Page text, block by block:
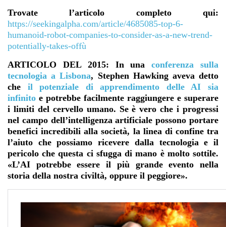
Trovate l’articolo completo qui:
https://seekingalpha.com/article/4685085-top-6-
humanoid-robot-companies-to-consider-as-a-new-trend-
potentially-takes-offù
ARTICOLO DEL 2015: In unaconferenza sulla
tecnologia a Lisbona, Stephen Hawking aveva detto
che il potenziale di apprendimento delle AI sia
infinito e potrebbe facilmente raggiungere e superare
i limiti del cervello umano. Se è vero che i progressi
nel campo dell’intelligenza artificiale possono portare
benefici incredibili alla società, la linea di confine tra
l’aiuto che possiamo ricevere dalla tecnologia e il
pericolo che questa ci sfugga di mano è molto sottile.
«L’AI potrebbe essere il più grande evento nella
storia della nostra civiltà, oppure il peggiore».